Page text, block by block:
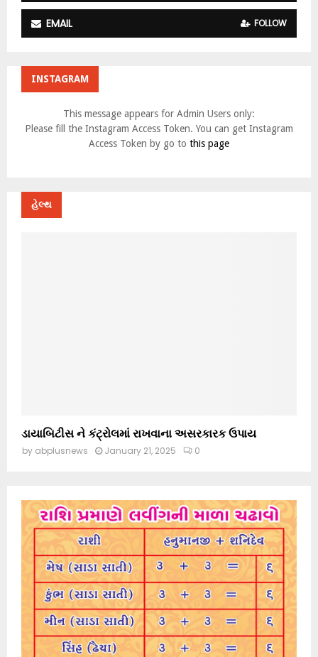
EMAIL FOLLOW
INSTAGRAM
This message appears for Admin Users only:
Please fill the Instagram Access Token. You can get Instagram
Access Token by go to this page
હેલ્થ
ડાયાબિટીસ ને કંટ્રોલમાં રાખવાના અસરકારક ઉપાય
by abplusnews January 21, 2025 0